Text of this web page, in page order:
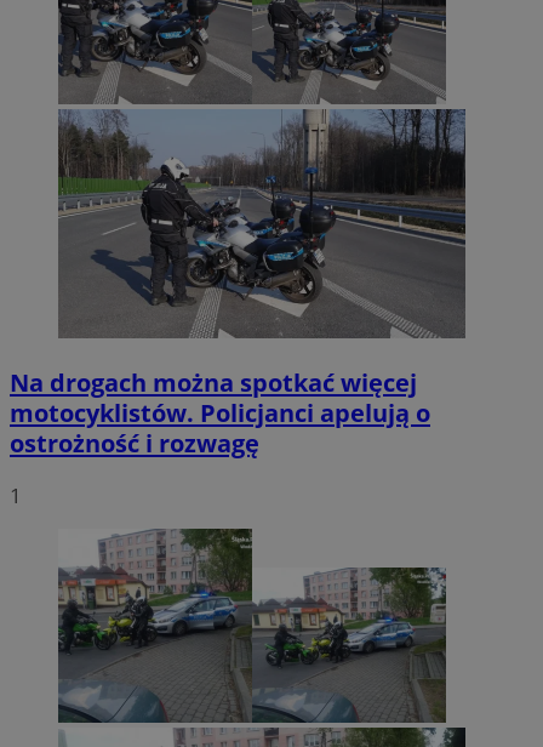
Na drogach można spotkać więcej
motocyklistów. Policjanci apelują o
ostrożność i rozwagę
1